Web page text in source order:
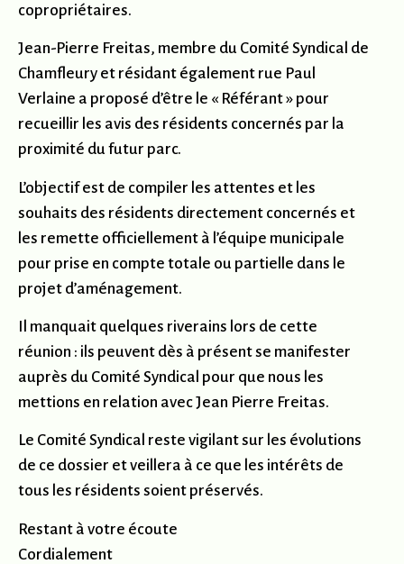
copropriétaires.
Jean-Pierre Freitas, membre du Comité Syndical de
Chamfleury et résidant également rue Paul
Verlaine a proposé d’être le « Référant » pour
recueillir les avis des résidents concernés par la
proximité du futur parc.
L’objectif est de compiler les attentes et les
souhaits des résidents directement concernés et
les remette officiellement à l’équipe municipale
pour prise en compte totale ou partielle dans le
projet d’aménagement.
Il manquait quelques riverains lors de cette
réunion : ils peuvent dès à présent se manifester
auprès du Comité Syndical pour que nous les
mettions en relation avec Jean Pierre Freitas.
Le Comité Syndical reste vigilant sur les évolutions
de ce dossier et veillera à ce que les intérêts de
tous les résidents soient préservés.
Restant à votre écoute
Cordialement